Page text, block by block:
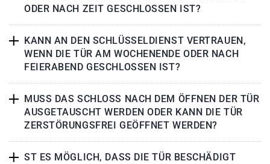
ODER NACH ZEIT GESCHLOSSEN IST?
KANN AN DEN SCHLÜSSELDIENST VERTRAUEN,
WENN DIE TÜR AM WOCHENENDE ODER NACH
FEIERABEND GESCHLOSSEN IST?
MUSS DAS SCHLOSS NACH DEM ÖFFNEN DER TÜR
AUSGETAUSCHT WERDEN ODER KANN DIE TÜR
ZERSTÖRUNGSFREI GEÖFFNET WERDEN?
ST ES MÖGLICH, DASS DIE TÜR BESCHÄDIGT